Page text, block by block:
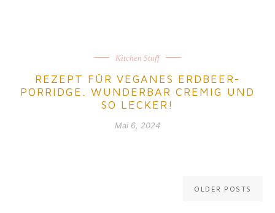
Kitchen Stuff
REZEPT FÜR VEGANES ERDBEER-
PORRIDGE. WUNDERBAR CREMIG UND
SO LECKER!
Mai 6, 2024
OLDER POSTS